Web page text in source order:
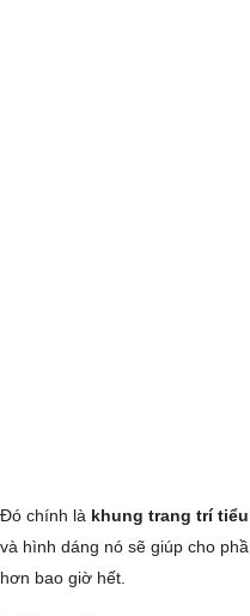
Đó chính là khung trang trí
và hình dáng nó sẽ giúp cho
hơn bao giờ hết.